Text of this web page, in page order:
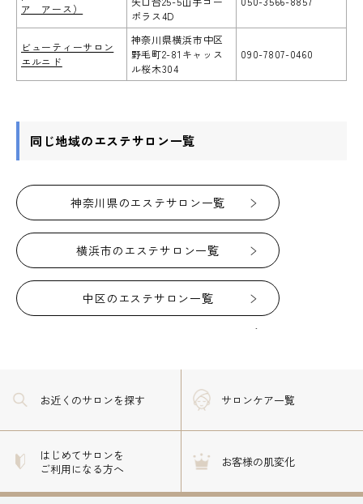
ア アース）
ポラス4D
ビューティーサロン
エルニド
神奈川県横浜市中区
野毛町2-81キャッス
ル桜木304
090-7807-0460
同じ地域のエステサロン一覧
神奈川県のエステサロン一覧
横浜市のエステサロン一覧
中区のエステサロン一覧
お近くのサロンを探す サロンケア一覧
はじめてサロンを
ご利用になる方へ
お客様の肌変化